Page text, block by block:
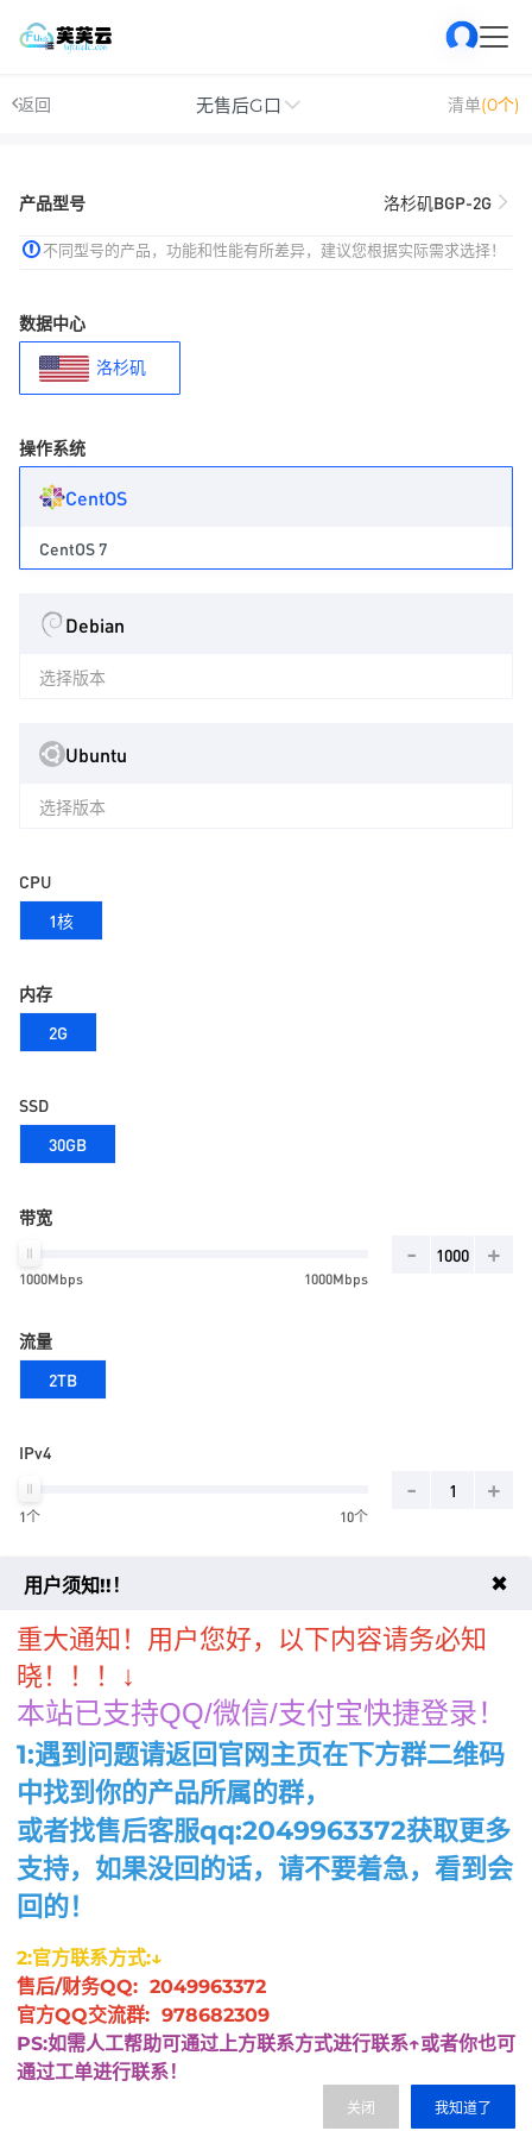
返回 无售后G口 清单(0个)
产品型号 洛杉矶BGP-2G
不同型号的产品，功能和性能有所差异，建议您根据实际需求选择！
数据中心
洛杉矶
操作系统
CentOS
CentOS 7
Debian
选择版本
Ubuntu
选择版本
CPU
1核
内存
2G
SSD
30GB
带宽
1000Mbps 1000Mbps
- +
流量
2TB
IPv4
1个 10个
- +
管理服务/技术支持
主机密码
随机生成
周期
月
季 半年 年
8.3折
两年
8.3折
三年
8.3折 8.3折 8.3折 8.3折 8.3折
八年
8.3折
九年
费用合计：¥26.00
注：以上是参考价格，具体扣费请以实际下单结果为准，具体资源
用户须知!!！ ✖
重大通知！用户您好，以下内容请务必知
晓！！！
↓
本站已支持QQ/微信/支付宝快捷登录！
1:遇到问题请返回官网主页在下方群二维码
中找到你的产品所属的群，
或者找售后客服qq:2049963372获取更多
支持，如果没回的话，请不要着急，看到会
回的！
2:官方联系方式:↓
售后/财务QQ: 2049963372
官方QQ交流群: 978682309
PS:如需人工帮助可通过上方联系方式进行联系↑或者你也可
通过工单进行联系！
我知道了
关闭